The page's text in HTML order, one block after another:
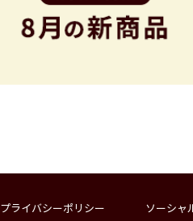
プライバシーポリシー ソーシャ